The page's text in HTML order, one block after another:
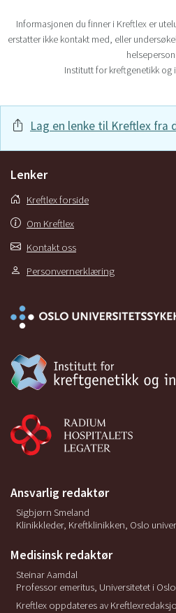
Informasjonen du finner i Kreftlex er
erstatter ikke kontakt med, eller
Institutt for kreftgenetikk
Lag en lenke til Kreftlex fra
Lenker
Kreftlex forside
Om Kreftlex
Kontakt oss
Personvernerklæring
Ansvarlig redaktør
Sigbjørn Smeland
Klinikkleder, Kreftklinikken, Oslo
Medisinsk redaktør
Steinar Aamdal
Professor emeritus, Universitetet i Oslo
Kreftlex oppdateres av